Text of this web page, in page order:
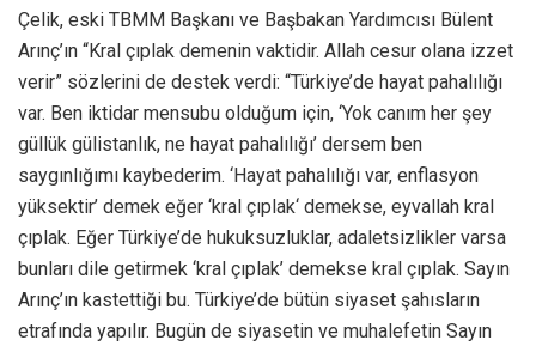
Çelik, eski TBMM Başkanı ve Başbakan Yardımcısı Bülent
Arınç’ın “Kral çıplak demenin vaktidir. Allah cesur olana izzet
verir” sözlerini de destek verdi: “Türkiye’de hayat pahalılığı
var. Ben iktidar mensubu olduğum için, ‘Yok canım her şey
güllük gülistanlık, ne hayat pahalılığı’ dersem ben
saygınlığımı kaybederim. ‘Hayat pahalılığı var, enflasyon
yüksektir’ demek eğer ‘kral çıplak‘ demekse, eyvallah kral
çıplak. Eğer Türkiye’de hukuksuzluklar, adaletsizlikler varsa
bunları dile getirmek ‘kral çıplak’ demekse kral çıplak. Sayın
Arınç’ın kastettiği bu. Türkiye’de bütün siyaset şahısların
etrafında yapılır. Bugün de siyasetin ve muhalefetin Sayın